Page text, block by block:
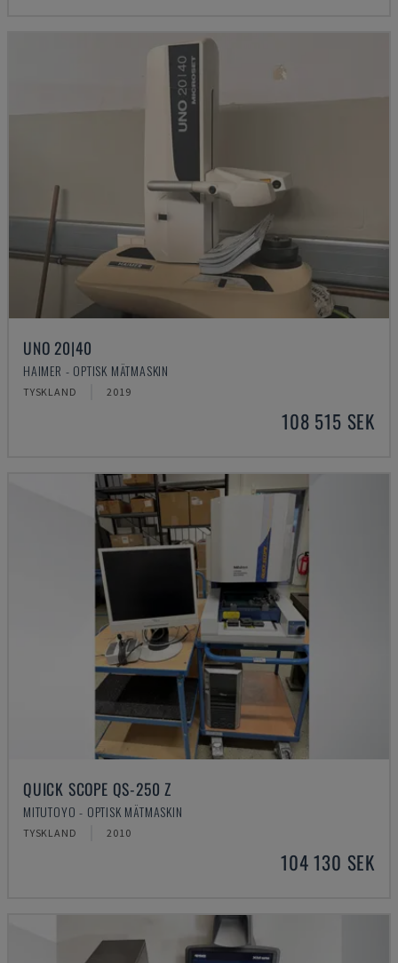
UNO 20|40
HAIMER - OPTISK MÄTMASKIN
TYSKLAND 2019
108 515 SEK
QUICK SCOPE QS-250 Z
MITUTOYO - OPTISK MÄTMASKIN
TYSKLAND 2010
104 130 SEK